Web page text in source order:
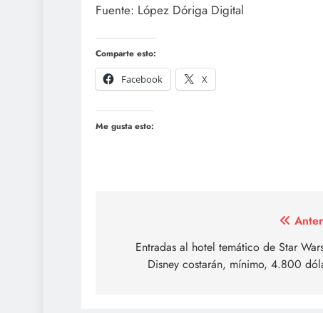
Fuente: López Dóriga Digital
Comparte esto:
Facebook
X
Me gusta esto:
entradas
Entradas al hotel temático de Star
Disney costarán, mínimo, 4.800